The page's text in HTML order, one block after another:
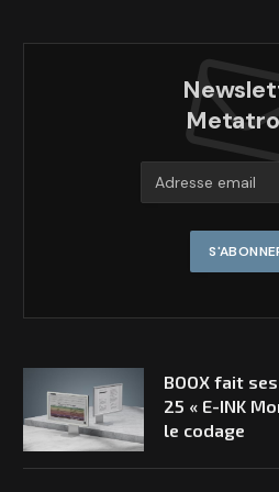
BOOX fait
25 « E-INK
le codage